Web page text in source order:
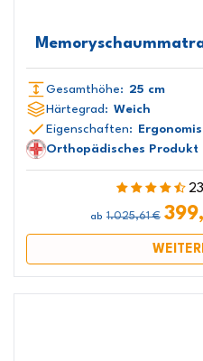
Gesamthöhe: 25 cm
Härtegrad: Weich
Eigenschaften:
Orthopädisches Produkt
ab 1.025,61 €